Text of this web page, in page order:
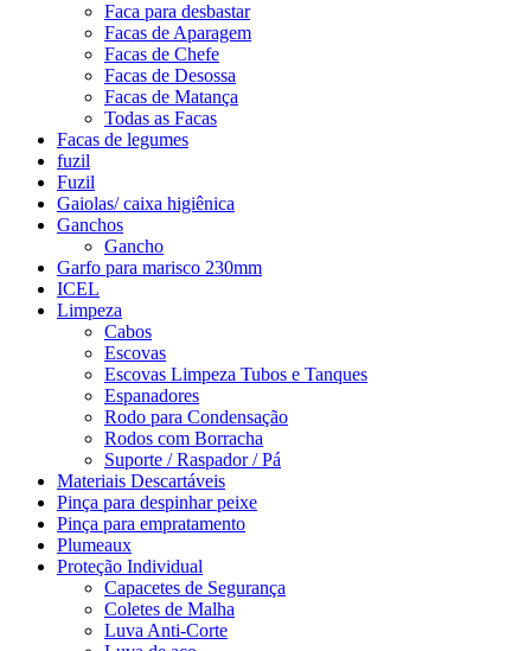
Faca para desbastar
Facas de Aparagem
Facas de Chefe
Facas de Desossa
Facas de Matança
Todas as Facas
Facas de legumes
fuzil
Fuzil
Gaiolas/ caixa higiênica
Ganchos
Gancho
Garfo para marisco 230mm
ICEL
Limpeza
Cabos
Escovas
Escovas Limpeza Tubos e Tanques
Espanadores
Rodo para Condensação
Rodos com Borracha
Suporte / Raspador / Pá
Materiais Descartáveis
Pinça para despinhar peixe
Pinça para empratamento
Plumeaux
Proteção Individual
Capacetes de Segurança
Coletes de Malha
Luva Anti-Corte